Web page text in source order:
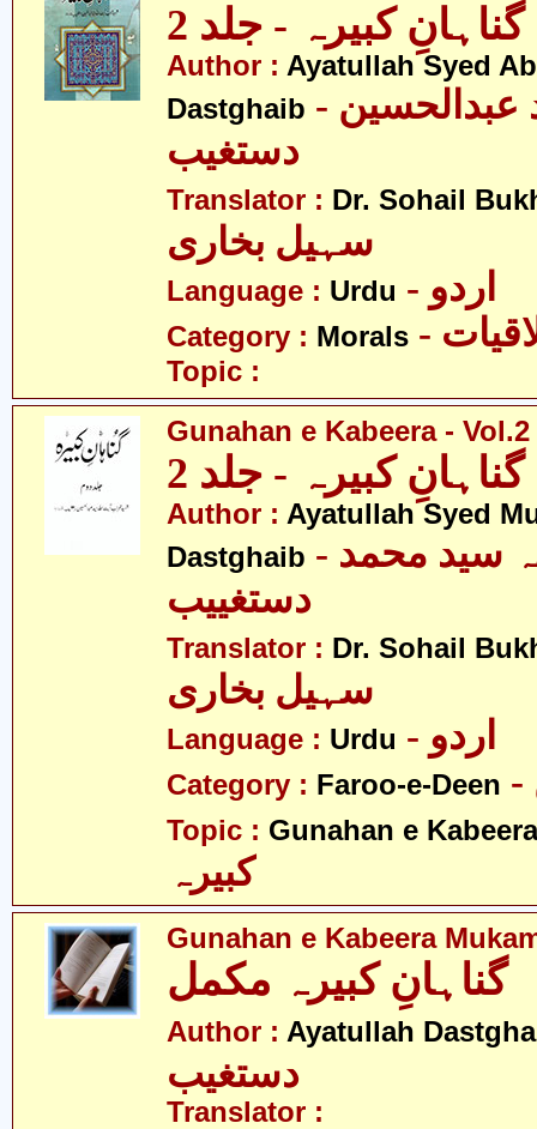
گناہانِ کبیرہ - جلد 2
Author : Ayatullah Syed
Dastghaib - آیت اللہ سیّد عبدالحسین
دستغیب
Translator : Dr. Sohail
سہیل بخاری
Language : Urdu - اردو
Category : Morals
Topic :
Gunahan e Kabeera - Vol.2
گناہانِ کبیرہ - جلد 2
Author : Ayatullah Syed
Dastghaib - آیت اللہ سید محمد
دستغییب
Translator : Dr. Sohail
سہیل بخاری
Language : Urdu - اردو
Category : Faroo-e-Deen
Topic : Gunahan e Kabeera
کبیرہ
Gunahan e Kabeera
گناہانِ کبیرہ مکمل
Author : Ayatullah
دستغیب
Translator :